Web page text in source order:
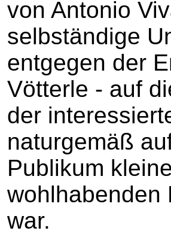
von Antonio
selbständige
entgegen der
Vötterle - auf
der
naturgemäß
Publikum
wohlhabenden
war.